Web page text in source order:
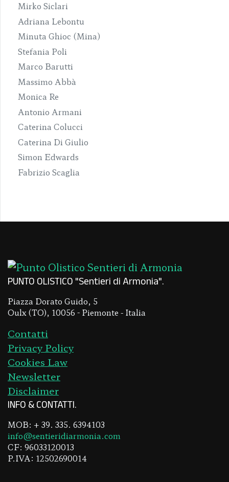
Mirko Siclari
Adriana Lebontu
Minuta Ghioc (Mina)
Stefania Poli
Marco Barutti
Massimo Abbà
Monica Re
Antonio Armani
Caterina Colucci
Caterina Di Giulio
Simon Edwards
Fabrizio Scaglia
PUNTO OLISTICO "Sentieri di Armonia"
Piazza Dorato Guido, 5
Oulx (TO), 10056 - Piemonte - Italia
Contatti
Privacy Policy
Cookies Law
Newsletter
Disclaimer
INFO & CONTATTI
MOB: + 39. 335. 6394103
info@sentieridiarmonia.com
CF: 96033120013
P.IVA: 12502690014